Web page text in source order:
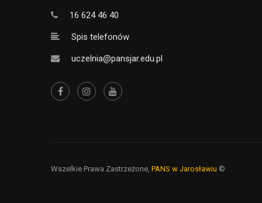
16 624 46 40
Spis telefonów
uczelnia@pansjar.edu.pl
Wszelkie Prawa Zastrzeżone, PANS w Jarosławiu ©